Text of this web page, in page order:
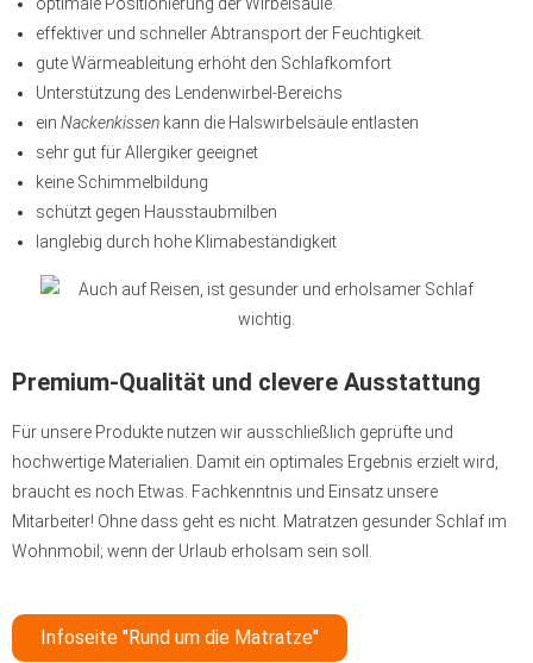
effektiver und schneller Abtransport der Feuchtigkeit.
gute Wärmeableitung erhöht den Schlafkomfort
Unterstützung des Lendenwirbel-Bereichs
ein Nackenkissen kann die Halswirbelsäule entlasten
sehr gut für Allergiker geeignet
keine Schimmelbildung
schützt gegen Hausstaubmilben
langlebig durch hohe Klimabeständigkeit
Premium-Qualität und clevere Ausstattung
Für unsere Produkte nutzen wir ausschließlich geprüfte und
hochwertige Materialien. Damit ein optimales Ergebnis erzielt wird,
braucht es noch Etwas. Fachkenntnis und Einsatz unsere
Mitarbeiter! Ohne dass geht es nicht. Matratzen gesunder Schlaf im
Wohnmobil; wenn der Urlaub erholsam sein soll.
Infoseite "Rund um die Matratze"